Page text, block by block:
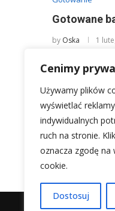
Cenimy
Używamy plików
wyświetlać
indywidualnych
ruch na stronie.
oznacza zgodę na
cookie.
Dostosuj
Gotowane
by Oska 1
Bataty to
ich pełnię
1 2